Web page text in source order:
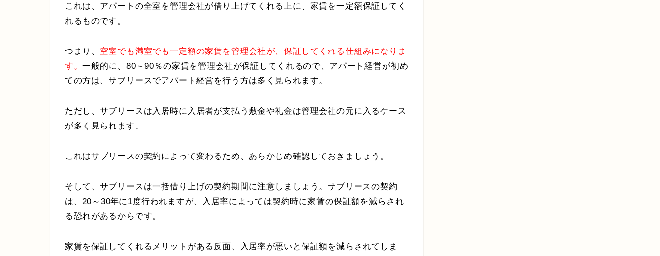
これは、アパートの全室を管理会社が借り上げてくれる上に、家賃を一定額保証してく
れるものです。
つまり、 空室でも満室でも一定額の家賃を管理会社が、保証してくれる仕組みになりま
す。 一般的に、80～90％の家賃を管理会社が保証してくれるので、アパート経営が初め
ての方は、サブリースでアパート経営を行う方は多く見られます。
ただし、サブリースは入居時に入居者が支払う敷金や礼金は管理会社の元に入るケース
が多く見られます。
これはサブリースの契約によって変わるため、あらかじめ確認しておきましょう。
そして、サブリースは一括借り上げの契約期間に注意しましょう。サブリースの契約
は、20～30年に1度行われますが、入居率によっては契約時に家賃の保証額を減らされ
る恐れがあるからです。
家賃を保証してくれるメリットがある反面、入居率が悪いと保証額を減らされてしま